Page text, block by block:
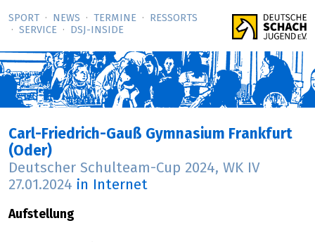
SPORT NEWS TERMINE
RESSORTS
SERVICE
DSJ-­INSIDE
Carl-Friedrich-Gauß Gymnasium Frankfurt
(Oder)
Deutscher Schulteam-Cup 2024, WK IV
27.01.2024 in Internet
Aufstellung